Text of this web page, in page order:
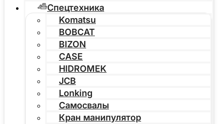
Спецтехника
Komatsu
BOBCAT
BIZON
CASE
HIDROMEK
JCB
Lonking
Самосвалы
Кран манипулятор